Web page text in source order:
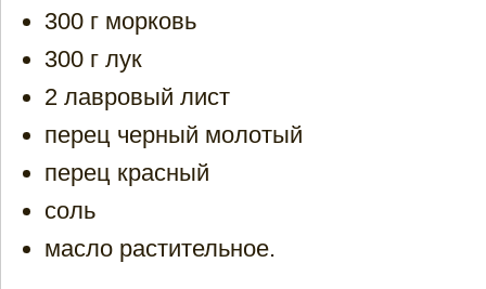
300 г морковь
300 г лук
2 лавровый лист
перец черный молотый
перец красный
соль
масло растительное.